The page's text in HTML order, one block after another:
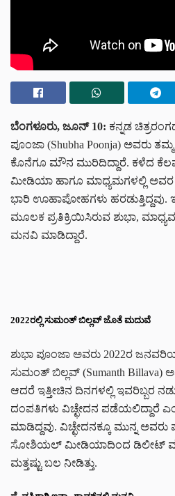
ಬೆಂಗಳೂರು, ಜೂನ್ 10: ಕನ್ನಡ
ಪೂಂಜಾ (Shubha Poonja) ಅವರು
ಕೊನೆಗೂ ಮೌನ ಮುರಿದಿದ್ದಾರೆ. ಕಳೆದ
ಮೀಡಿಯಾ ಹಾಗೂ ಮಾಧ್ಯಮಗಳಲ್ಲಿ ಅವರ
ಭಾರಿ ಊಹಾಪೋಹಗಳು ಹರಡುತ್ತಿದ್ದವು.
ಮೂಲಕ ಪ್ರತಿಕ್ರಿಯಿಸಿರುವ ಶುಭಾ,
ಮನವಿ ಮಾಡಿದ್ದಾರೆ.
2022ರಲ್ಲಿ ಸುಮಂತ್ ಬಿಲ್ಲವ್ ಜೊತೆ ಮದುವೆ
ಶುಭಾ ಪೂಂಜಾ ಅವರು 2022ರ
ಸುಮಂತ್ ಬಿಲ್ಲವ್ (Sumanth Billava)
ಆದರೆ ಇತ್ತೀಚಿನ ದಿನಗಳಲ್ಲಿ ಇವರಿಬ್ಬರ
ದಂಪತಿಗಳು ವಿಚ್ಛೇದನ ಪಡೆಯಲಿದ್ದಾರೆ
ಮಾಡಿದ್ದವು. ವಿಚ್ಛೇದನಕ್ಕೂ ಮುನ್ನ
ಸೋಶಿಯಲ್ ಮೀಡಿಯಾದಿಂದ ಡಿಲೀಟ್
ಮತ್ತಷ್ಟು ಬಲ ನೀಡಿತ್ತು.